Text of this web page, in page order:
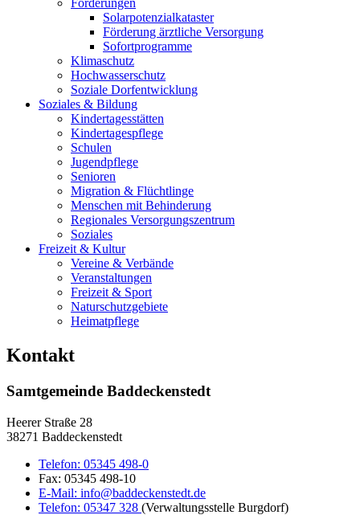
Förderungen
Solarpotenzialkataster
Förderung ärztliche Versorgung
Sofortprogramme
Klimaschutz
Hochwasserschutz
Soziale Dorfentwicklung
Soziales & Bildung
Kindertagesstätten
Kindertagespflege
Schulen
Jugendpflege
Senioren
Migration & Flüchtlinge
Menschen mit Behinderung
Regionales Versorgungszentrum
Soziales
Freizeit & Kultur
Vereine & Verbände
Veranstaltungen
Freizeit & Sport
Naturschutzgebiete
Heimatpflege
Kontakt
Samtgemeinde Baddeckenstedt
Heerer Straße 28
38271 Baddeckenstedt
Telefon: 05345 498-0
Fax: 05345 498-10
E-Mail: info@baddeckenstedt.de
Telefon: 05347 328 (Verwaltungsstelle Burgdorf)